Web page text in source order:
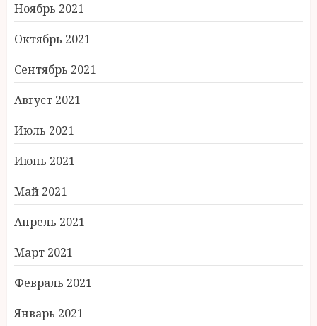
Ноябрь 2021
Октябрь 2021
Сентябрь 2021
Август 2021
Июль 2021
Июнь 2021
Май 2021
Апрель 2021
Март 2021
Февраль 2021
Январь 2021